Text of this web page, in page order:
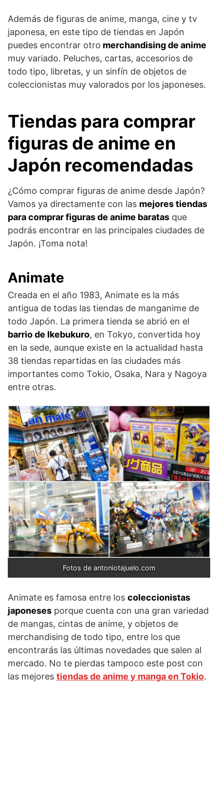
Además de figuras de anime, manga, cine y tv
japonesa, en este tipo de tiendas en Japón
puedes encontrar otro merchandising de anime
muy variado. Peluches, cartas, accesorios de
todo tipo, libretas, y un sinfín de objetos de
coleccionistas muy valorados por los japoneses.
Tiendas para comprar
figuras de anime en
Japón recomendadas
¿Cómo comprar figuras de anime desde Japón?
Vamos ya directamente con las mejores tiendas
para comprar figuras de anime baratas que
podrás encontrar en las principales ciudades de
Japón. ¡Toma nota!
Animate
Creada en el año 1983, Animate es la más
antigua de todas las tiendas de manganime de
todo Japón. La primera tienda se abrió en el
barrio de Ikebukuro, en Tokyo, convertida hoy
en la sede, aunque existe en la actualidad hasta
38 tiendas repartidas en las ciudades más
importantes como Tokio, Osaka, Nara y Nagoya
entre otras.
Fotos de antoniotajuelo.com
Animate es famosa entre los coleccionistas
japoneses porque cuenta con una gran variedad
de mangas, cintas de anime, y objetos de
merchandising de todo tipo, entre los que
encontrarás las últimas novedades que salen al
mercado. No te pierdas tampoco este post con
las mejores tiendas de anime y manga en Tokio.